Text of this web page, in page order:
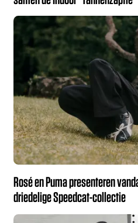
Rosé en Puma presenteren
driedelige Speedcat-collectie